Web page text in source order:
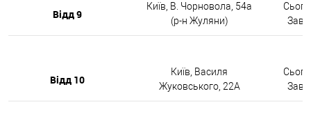
Відд 9
Київ, В. Чорновола, 54а
(р-н Жуляни)
Відд 10
Київ, Василя
Жуковського, 22А